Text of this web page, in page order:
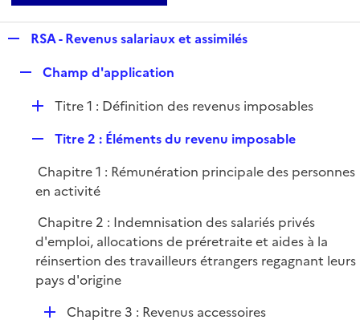
p
RSA - Revenus salariaux et assimilés
p
e
r
Champ d'application
D
l
i
e
r
Titre 1 : Définition des revenus imposables
p
l
i
r
Titre 2 : Éléments du revenu imposable
Chapitre 1 : Rémunération principale des personnes
en activité
Chapitre 2 : Indemnisation des salariés privés
d'emploi, allocations de préretraite et aides à la
réinsertion des travailleurs étrangers regagnant leurs
pays d'origine
DChapitre 3 : Revenus accessoires